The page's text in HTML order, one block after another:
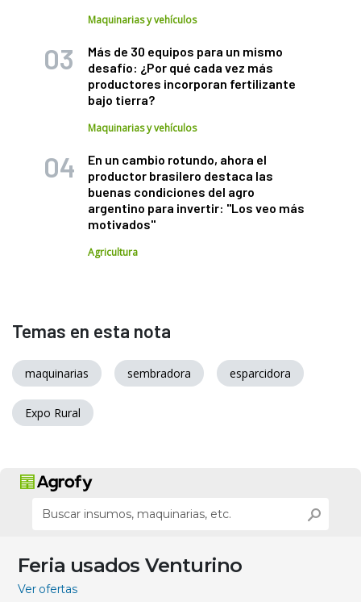
Maquinarias y vehículos
Más de 30 equipos para un mismo
desafío: ¿Por qué cada vez más
productores incorporan fertilizante
bajo tierra?
Maquinarias y vehículos
En un cambio rotundo, ahora el
productor brasilero destaca las
buenas condiciones del agro
argentino para invertir: "Los veo más
motivados"
Agricultura
Temas en esta nota
maquinarias sembradora esparcidora
Expo Rural
Feria usados Venturino
Ver ofertas